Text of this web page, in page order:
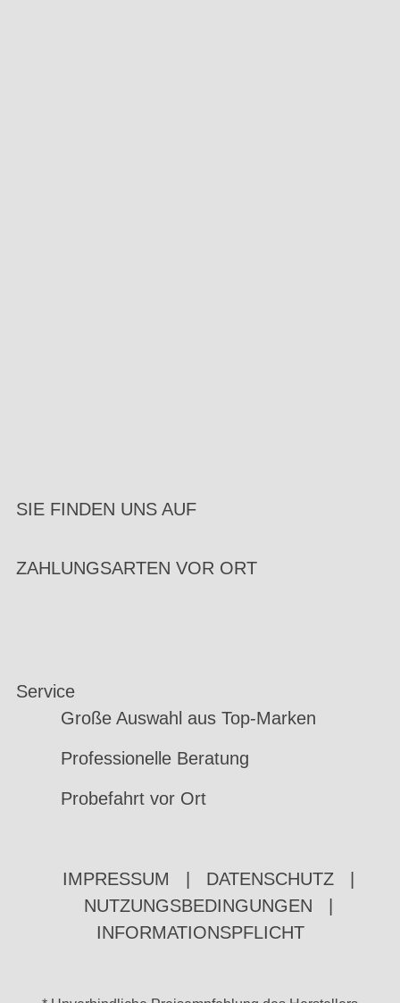
SIE FINDEN UNS AUF
ZAHLUNGSARTEN VOR ORT
Service
Große Auswahl aus Top-Marken
Professionelle Beratung
Probefahrt vor Ort
IMPRESSUM DATENSCHUTZ
NUTZUNGSBEDINGUNGEN
INFORMATIONSPFLICHT